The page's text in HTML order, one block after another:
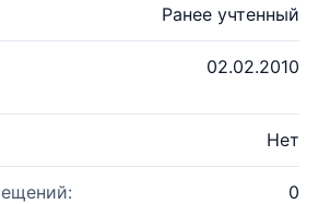
Ранее учтенный
02.02.2010
Нет
0